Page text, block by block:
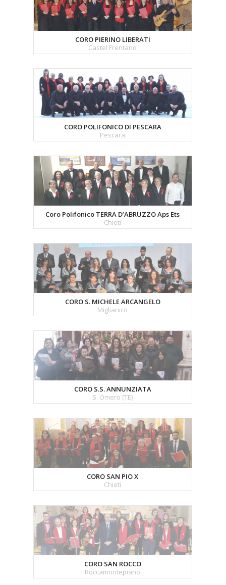
CORO PIERINO LIBERATI
Castel Frentano
CORO POLIFONICO DI PESCARA
Pescara
Coro Polifonico TERRA D’ABRUZZO Aps Ets
Chieti
CORO S. MICHELE ARCANGELO
Miglianico
CORO S.S. ANNUNZIATA
S. Omero (TE)
CORO SAN PIO X
Chieti
CORO SAN ROCCO
Roccamontepiano